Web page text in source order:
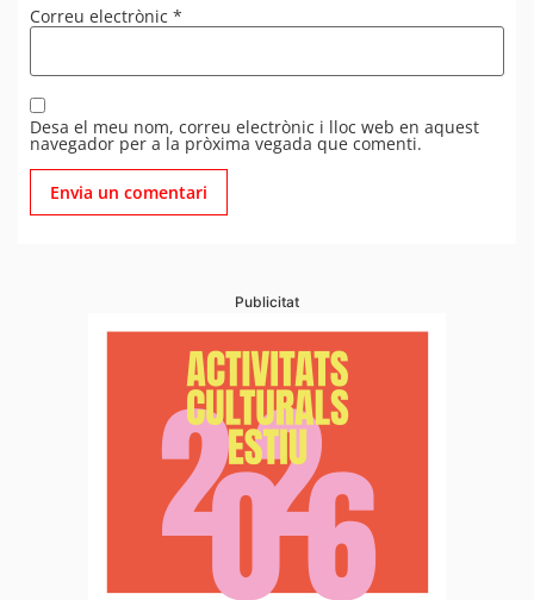
Correu electrònic *
Desa el meu nom, correu electrònic i lloc web en aquest
navegador per a la pròxima vegada que comenti.
Publicitat